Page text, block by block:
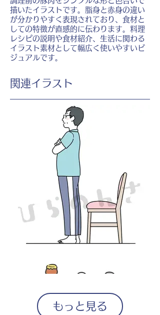
描いたイラストです。脂身と赤身の違い
が分かりやすく表現されており、食材と
しての特徴が直感的に伝わります。料理
レシピの説明や食材紹介、生活に関わる
イラスト素材として幅広く使いやすいビ
ジュアルです。
​関連イラスト
もっと見る